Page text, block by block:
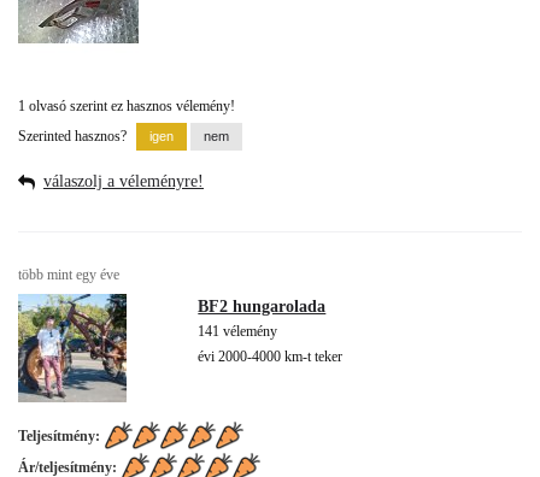
1 olvasó szerint ez hasznos vélemény!
Szerinted hasznos?
válaszolj a véleményre!
több mint egy éve
BF2 hungarolada
141 vélemény
évi 2000-4000 km-t teker
Teljesítmény:
Ár/teljesítmény: